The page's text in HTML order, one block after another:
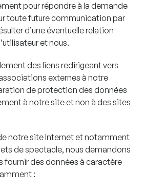
pour répondre à la demande
toute future communication par
d’une éventuelle relation
et nous.
des liens redirigeant vers
externes à notre
de protection des données
à notre site et non à des sites
notre site Internet et notamment
de spectacle, nous demandons
fournir des données à caractère
: